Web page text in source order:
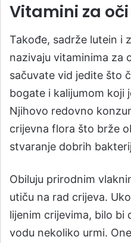
Vitamini za
Takođe, sadrže lutein i
nazivaju vitaminima za
sačuvate vid jedite što
bogate i kalijumom koji
Njihovo redovno
crijevna flora što brže
stvaranje dobrih
Obiluju prirodnim
utiču na rad crijeva.
lijenim crijevima, bilo bi
vodu nekoliko urmi.